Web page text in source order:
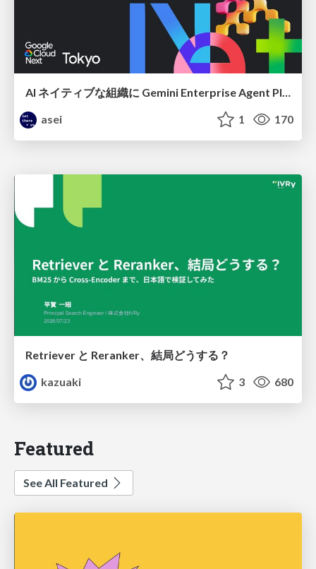
asei
1 170
Retriever と Reranker、結局どうする？
kazuaki
3 680
Featured
See All Featured